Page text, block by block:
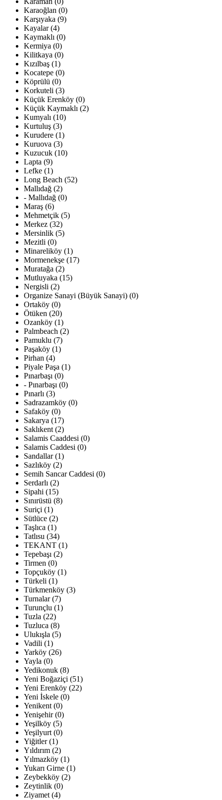
Karaoğlan (0)
Karşıyaka (9)
Kayalar (4)
Kaymaklı (0)
Kermiya (0)
Kilitkaya (0)
Kızılbaş (1)
Kocatepe (0)
Köprülü (0)
Korkuteli (3)
Küçük Erenköy (0)
Küçük Kaymaklı (2)
Kumyalı (10)
Kurtuluş (3)
Kurudere (1)
Kuruova (3)
Kuzucuk (10)
Lapta (9)
Lefke (1)
Long Beach (52)
Mallıdağ (2)
- Mallıdağ (0)
Maraş (6)
Mehmetçik (5)
Merkez (32)
Mersinlik (5)
Mezitli (0)
Minareliköy (1)
Mormenekşe (17)
Muratağa (2)
Mutluyaka (15)
Nergisli (2)
Organize Sanayi (Büyük Sanayi) (0)
Ortaköy (0)
Ötüken (20)
Ozanköy (1)
Palmbeach (2)
Pamuklu (7)
Paşaköy (1)
Pirhan (4)
Piyale Paşa (1)
Pınarbaşı (0)
- Pınarbaşı (0)
Pınarlı (3)
Sadrazamköy (0)
Safaköy (0)
Sakarya (17)
Saklıkent (2)
Salamis Caaddesi (0)
Salamis Caddesi (0)
Sandallar (1)
Sazlıköy (2)
Semih Sancar Caddesi (0)
Serdarlı (2)
Sipahi (15)
Sınırüstü (8)
Suriçi (1)
Sütlüce (2)
Taşlıca (1)
Tatlısu (34)
TEKANT (1)
Tepebaşı (2)
Tirmen (0)
Topçuköy (1)
Türkeli (1)
Türkmenköy (3)
Turnalar (7)
Turunçlu (1)
Tuzla (22)
Tuzluca (8)
Ulukışla (5)
Vadili (1)
Yarköy (26)
Yayla (0)
Yedikonuk (8)
Yeni Boğaziçi (51)
Yeni Erenköy (22)
Yeni İskele (0)
Yenikent (0)
Yenişehir (0)
Yeşilköy (5)
Yeşilyurt (0)
Yiğitler (1)
Yıldırım (2)
Yılmazköy (1)
Yukarı Girne (1)
Zeybekköy (2)
Zeytinlik (0)
Ziyamet (4)